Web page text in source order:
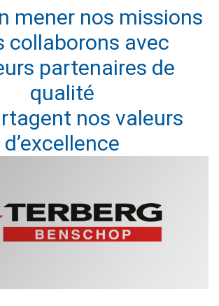
mener nos missions
collaborons avec
partenaires de
qualité
nos valeurs
d’excellence